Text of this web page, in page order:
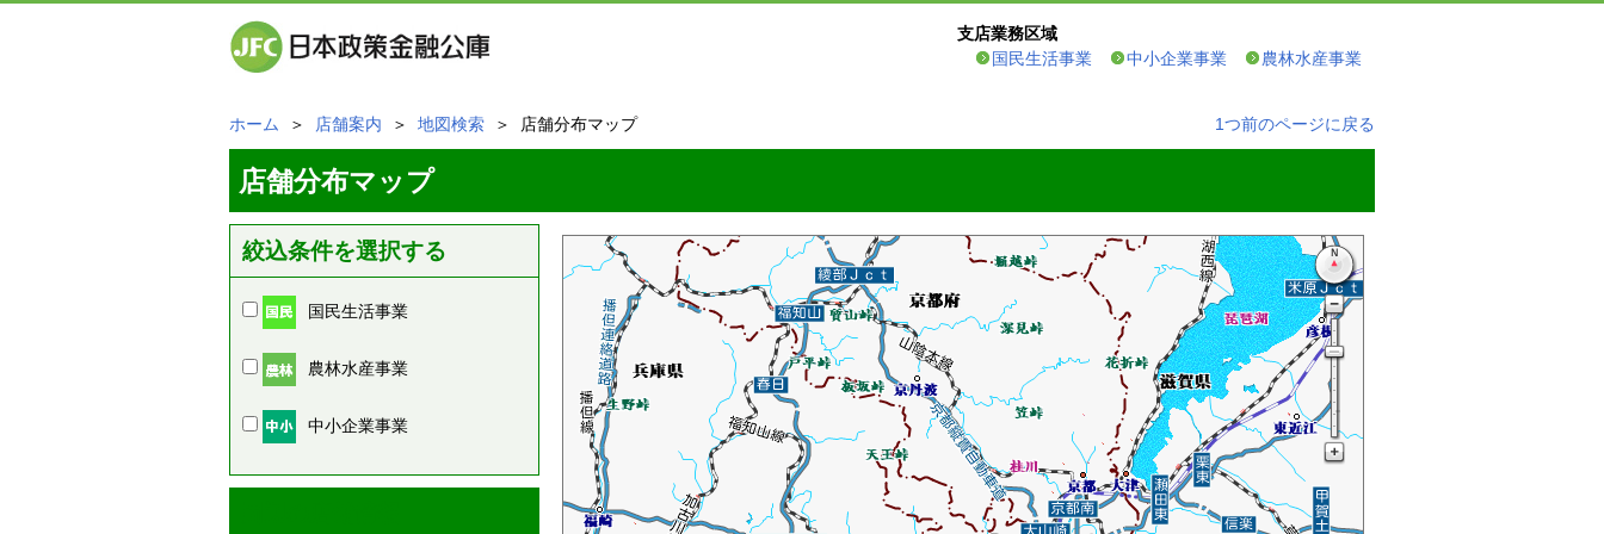
支店業務区域
国民生活事業
中小企業事業 農林水産事業
ホーム ＞ 店舗案内 ＞ 地図検索 ＞ 店舗分布マップ 1つ前のページに戻る
店舗分布マップ
絞込条件を選択する
国民生活事業
農林水産事業
中小企業事業